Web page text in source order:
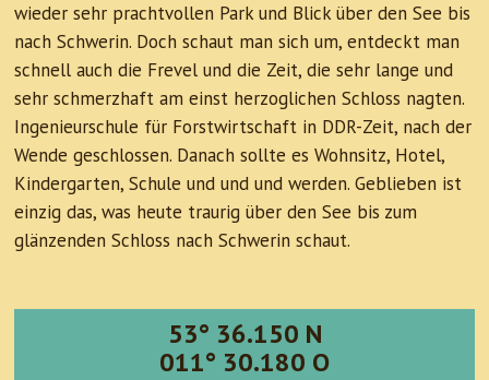
wieder sehr prachtvollen Park und Blick über den See bis
nach Schwerin. Doch schaut man sich um, entdeckt man
schnell auch die Frevel und die Zeit, die sehr lange und
sehr schmerzhaft am einst herzoglichen Schloss nagten.
Ingenieurschule für Forstwirtschaft in DDR-Zeit, nach der
Wende geschlossen. Danach sollte es Wohnsitz, Hotel,
Kindergarten, Schule und und und werden. Geblieben ist
einzig das, was heute traurig über den See bis zum
glänzenden Schloss nach Schwerin schaut.
53° 36.150 N
011° 30.180 O